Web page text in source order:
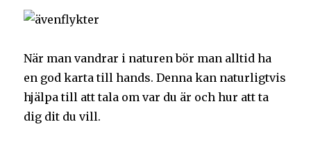
När man vandrar i naturen bör man alltid ha
en god karta till hands. Denna kan naturligtvis
hjälpa till att tala om var du är och hur att ta
dig dit du vill.